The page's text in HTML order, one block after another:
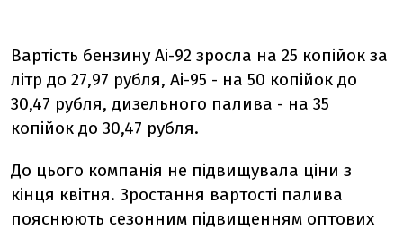
Вартість бензину Аі-92 зросла на 25 копійок за
літр до 27,97 рубля, Аі-95 - на 50 копійок до
30,47 рубля, дизельного палива - на 35
копійок до 30,47 рубля.
До цього компанія не підвищувала ціни з
кінця квітня. Зростання вартості палива
пояснюють сезонним підвищенням оптових